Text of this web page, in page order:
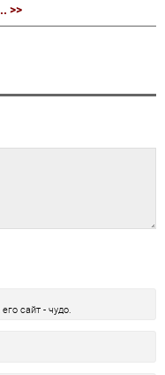
>>
сайт - чудо.